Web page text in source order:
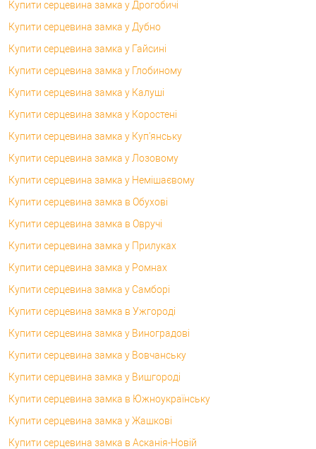
Купити серцевина замка у Дрогобичі
Купити серцевина замка у Дубно
Купити серцевина замка у Гайсині
Купити серцевина замка у Глобиному
Купити серцевина замка у Калуші
Купити серцевина замка у Коростені
Купити серцевина замка у Куп'янську
Купити серцевина замка у Лозовому
Купити серцевина замка у Немішаєвому
Купити серцевина замка в Обухові
Купити серцевина замка в Овручі
Купити серцевина замка у Прилуках
Купити серцевина замка у Ромнах
Купити серцевина замка у Самборі
Купити серцевина замка в Ужгороді
Купити серцевина замка у Виноградові
Купити серцевина замка у Вовчанську
Купити серцевина замка у Вишгороді
Купити серцевина замка в Южноукраїнську
Купити серцевина замка у Жашкові
Купити серцевина замка в Асканія-Новій